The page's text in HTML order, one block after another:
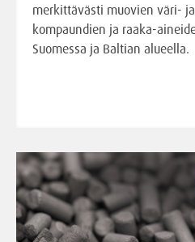
merkittävästi muovien väri-
kompaundien ja raaka-
Suomessa ja Baltian alueella.